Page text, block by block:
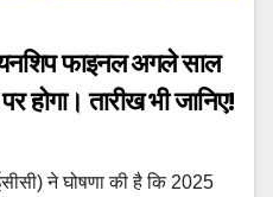
फाइनल अगले साल
होगा। तारीख भी जानिए!
ने घोषणा की है कि 2025